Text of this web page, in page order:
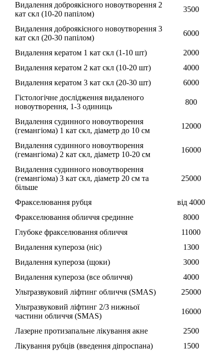
Видалення доброякісного новоутворення 2
кат скл (10-20 папілом)
3500
Видалення доброякісного новоутворення 3
кат скл (20-30 папілом)
6000
Видалення кератом 1 кат скл (1-10 шт)
2000
Видалення кератом 2 кат скл (10-20 шт)
4000
Видалення кератом 3 кат скл (20-30 шт)
6000
Гістологічне дослідження видаленого
новоутворення, 1-3 одиниць
800
Видалення судинного новоутворення
(гемангіома) 1 кат скл, діаметр до 10 см
12000
Видалення судинного новоутворення
(гемангіома) 2 кат скл, діаметр 10-20 см
16000
Видалення судинного новоутворення
(гемангіома) 3 кат скл, діаметр 20 см та
більше
25000
Фракселювання рубця
від 4000
Фракселювання обличчя срединне
8000
Глубоке фракселювання обличчя
11000
Видалення купероза (ніс)
1300
Видалення купероза (щоки)
3000
Видалення купероза (все обличчя)
4000
Ультразвуковий ліфтинг обличчя (SMAS)
25000
Ультразвуковий ліфтинг 2/3 нижньої
частини обличчя (SMAS)
16000
Лазерне протизапальне лікування акне
2500
Лікування рубців (введення діпроспана)
1500